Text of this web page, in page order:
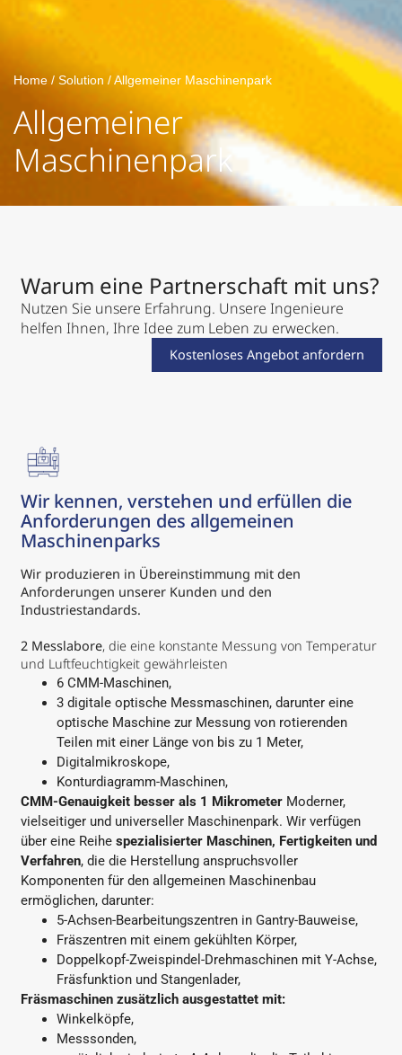
Home / Solution /Allgemeiner Maschinenpark
Allgemeiner
Maschinenpark
Warum eine Partnerschaft mit uns?
Nutzen Sie unsere Erfahrung. Unsere Ingenieure
helfen Ihnen, Ihre Idee zum Leben zu erwecken.
Kostenloses Angebot anfordern
Wir kennen, verstehen und erfüllen die
Anforderungen des allgemeinen
Maschinenparks
Wir produzieren in Übereinstimmung mit den
Anforderungen unserer Kunden und den
Industriestandards.
2 Messlabore, die eine konstante Messung von Temperatur
und Luftfeuchtigkeit gewährleisten
6 CMM-Maschinen,
3 digitale optische Messmaschinen, darunter eine
optische Maschine zur Messung von rotierenden
Teilen mit einer Länge von bis zu 1 Meter,
Digitalmikroskope,
Konturdiagramm-Maschinen,
CMM-Genauigkeit besser als 1 MikrometerModerner,
vielseitiger und universeller Maschinenpark. Wir verfügen
über eine Reihe spezialisierter Maschinen, Fertigkeiten und
Verfahren, die die Herstellung anspruchsvoller
Komponenten für den allgemeinen Maschinenbau
ermöglichen, darunter:
5-Achsen-Bearbeitungszentren in Gantry-Bauweise,
Fräszentren mit einem gekühlten Körper,
Doppelkopf-Zweispindel-Drehmaschinen mit Y-Achse,
Fräsfunktion und Stangenlader,
Fräsmaschinen zusätzlich ausgestattet mit:
Winkelköpfe,
Messsonden,